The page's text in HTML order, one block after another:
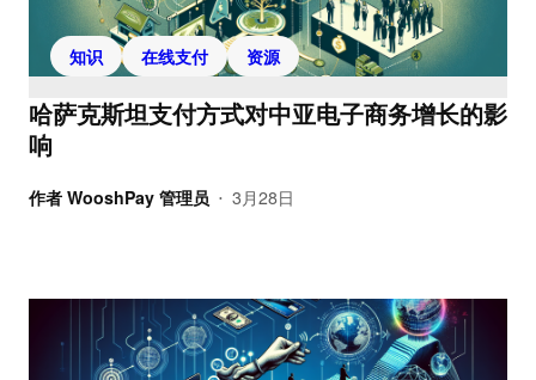
知识 在线支付 资源
哈萨克斯坦支付方式对中亚电子商务增长的影
响
作者 WooshPay 管理员 • 3月28日